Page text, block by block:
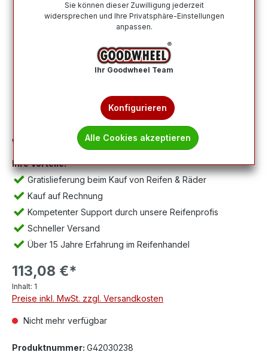
Wichtig: Abbildung kann abweichen, Lieferung ohne Felge.
Ihre Vorteile:
Gratislieferung beim Kauf von Reifen & Räder
Kauf auf Rechnung
Kompetenter Support durch unsere Reifenprofis
Schneller Versand
Über 15 Jahre Erfahrung im Reifenhandel
113,08 €*
Inhalt: 1
Preise inkl. MwSt. zzgl. Versandkosten
Nicht mehr verfügbar
Produktnummer: G42030238
Sie können dieser Zuwilligung jederzeit
widersprechen und Ihre Privatsphäre-Einstellungen
anpassen.
Ihr Goodwheel Team
Konfigurieren
Alle Cookies akzeptieren